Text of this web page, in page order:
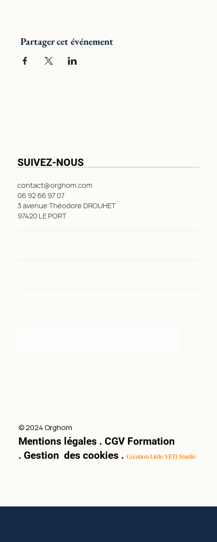
Partager cet événement
contact@orghom.com
06 92 66 97 07
3 avenue Théodore DROUHET
97420 LE PORT
© 2024 Orghom
Mentions légales .CGV Formation
. Gestion des cookies .Création Little YETI Studio
SUIVEZ-NOUS